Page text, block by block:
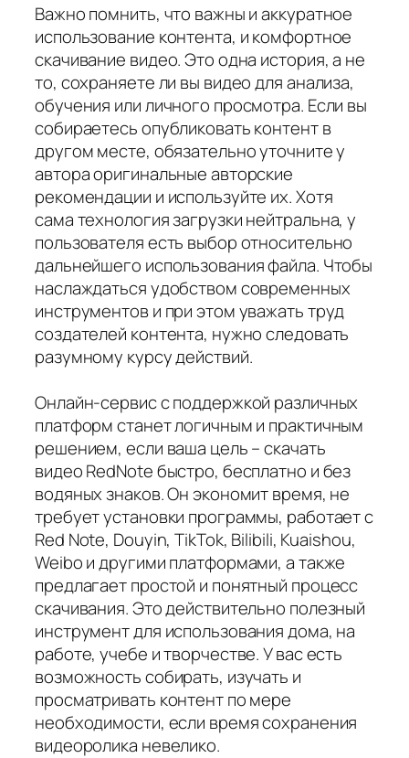
Важно помнить, что важны и аккуратное
использование контента, и комфортное
скачивание видео. Это одна история, а не
то, сохраняете ли вы видео для анализа,
обучения или личного просмотра. Если вы
собираетесь опубликовать контент в
другом месте, обязательно уточните у
автора оригинальные авторские
рекомендации и используйте их. Хотя
сама технология загрузки нейтральна, у
пользователя есть выбор относительно
дальнейшего использования файла. Чтобы
наслаждаться удобством современных
инструментов и при этом уважать труд
создателей контента, нужно следовать
разумному курсу действий.
Онлайн-сервис с поддержкой различных
платформ станет логичным и практичным
решением, если ваша цель – скачать
видео RedNote быстро, бесплатно и без
водяных знаков. Он экономит время, не
требует установки программы, работает с
Red Note, Douyin, TikTok, Bilibili, Kuaishou,
Weibo и другими платформами, а также
предлагает простой и понятный процесс
скачивания. Это действительно полезный
инструмент для использования дома, на
работе, учебе и творчестве. У вас есть
возможность собирать, изучать и
просматривать контент по мере
необходимости, если время сохранения
видеоролика невелико.